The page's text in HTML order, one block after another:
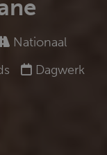
Nationaal
Dagwerk